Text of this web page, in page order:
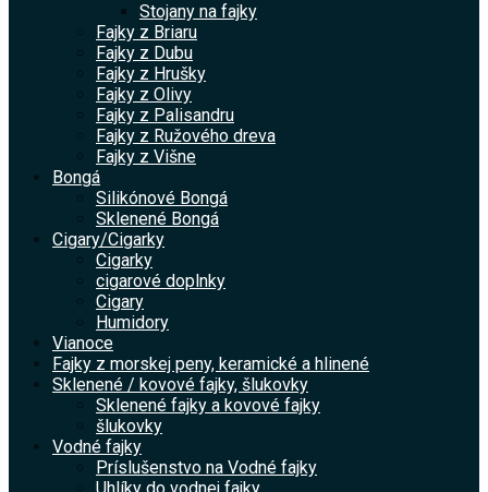
Stojany na fajky
Fajky z Briaru
Fajky z Dubu
Fajky z Hrušky
Fajky z Olivy
Fajky z Palisandru
Fajky z Ružového dreva
Fajky z Višne
Bongá
Silikónové Bongá
Sklenené Bongá
Cigary/Cigarky
Cigarky
cigarové doplnky
Cigary
Humidory
Vianoce
Fajky z morskej peny, keramické a hlinené
Sklenené / kovové fajky, šlukovky
Sklenené fajky a kovové fajky
šlukovky
Vodné fajky
Príslušenstvo na Vodné fajky
Uhlíky do vodnej fajky